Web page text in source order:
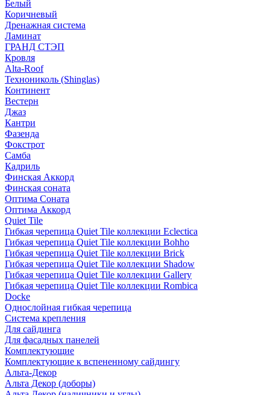
Белый
Коричневый
Дренажная система
Ламинат
ГРАНД СТЭП
Кровля
Alta-Roof
Технониколь (Shinglas)
Континент
Вестерн
Джаз
Кантри
Фазенда
Фокстрот
Самба
Кадриль
Финская Аккорд
Финская соната
Оптима Соната
Оптима Аккорд
Quiet Tile
Гибкая черепица Quiet Tile коллекции Eclectica
Гибкая черепица Quiet Tile коллекции Bohho
Гибкая черепица Quiet Tile коллекции Brick
Гибкая черепица Quiet Tile коллекции Shadow
Гибкая черепица Quiet Tile коллекции Gallery
Гибкая черепица Quiet Tile коллекции Rombica
Docke
Однослойная гибкая черепица
Система крепления
Для сайдинга
Для фасадных панелей
Комплектующие
Комплектующие к вспененному сайдингу
Альта-Декор
Альта Декор (доборы)